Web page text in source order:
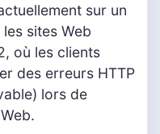
sur un
sites Web
où les clients
des erreurs HTTP
lors de